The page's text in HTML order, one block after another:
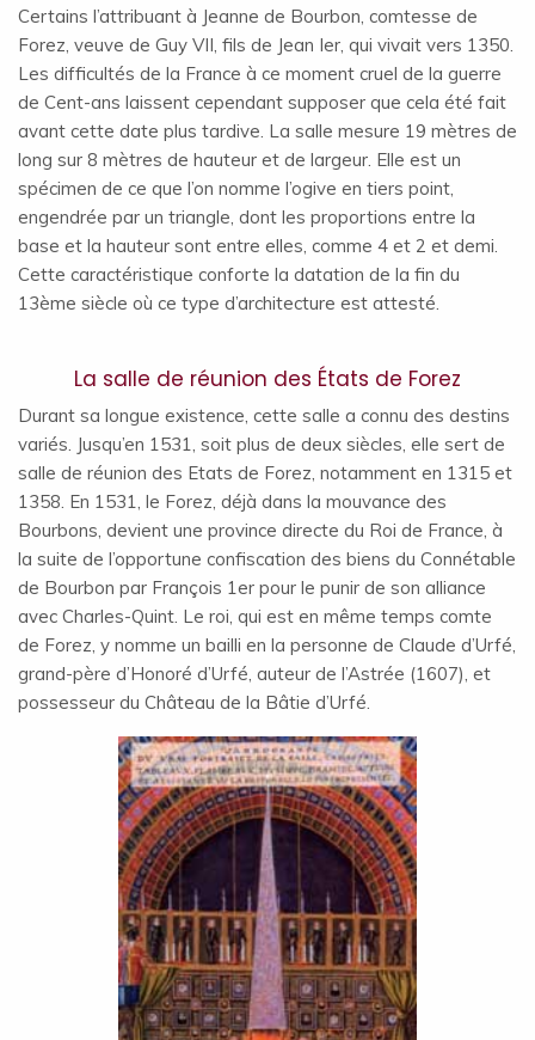
Certains l’attribuant à Jeanne de Bourbon, comtesse de
Forez, veuve de Guy VII, fils de Jean Ier, qui vivait vers 1350.
Les difficultés de la France à ce moment cruel de la guerre
de Cent-ans laissent cependant supposer que cela été fait
avant cette date plus tardive. La salle mesure 19 mètres de
long sur 8 mètres de hauteur et de largeur. Elle est un
spécimen de ce que l’on nomme l’ogive en tiers point,
engendrée par un triangle, dont les proportions entre la
base et la hauteur sont entre elles, comme 4 et 2 et demi.
Cette caractéristique conforte la datation de la fin du
13ème siècle où ce type d’architecture est attesté.
La salle de réunion des États de Forez
Durant sa longue existence, cette salle a connu des destins
variés. Jusqu’en 1531, soit plus de deux siècles, elle sert de
salle de réunion des Etats de Forez, notamment en 1315 et
1358. En 1531, le Forez, déjà dans la mouvance des
Bourbons, devient une province directe du Roi de France, à
la suite de l’opportune confiscation des biens du Connétable
de Bourbon par François 1er pour le punir de son alliance
avec Charles-Quint. Le roi, qui est en même temps comte
de Forez, y nomme un bailli en la personne de Claude d’Urfé,
grand-père d’Honoré d’Urfé, auteur de l’Astrée (1607), et
possesseur du Château de la Bâtie d’Urfé.